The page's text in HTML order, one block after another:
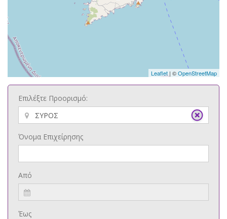
Leaflet | ©OpenStreetMap
Επιλέξτε Προορισμό:
Όνομα Επιχείρησης
Από
Έως